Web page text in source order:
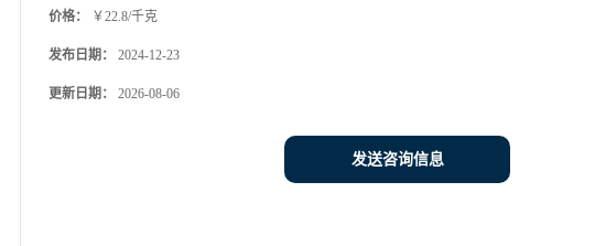
价格： ￥22.8/千克
发布日期： 2024-12-23
更新日期： 2026-08-06
发送咨询信息